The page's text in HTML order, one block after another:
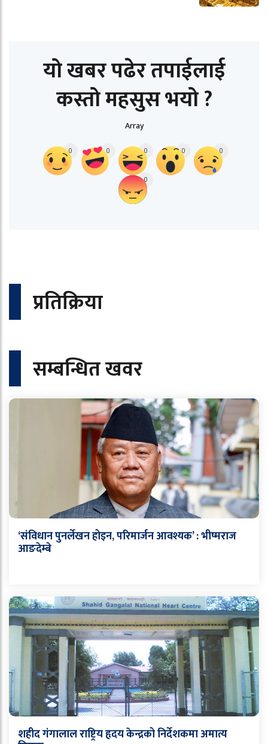
यो खबर पढेर तपाईलाई
कस्तो महसुस भयो ?
Array
0 0 0 0 0
0
प्रतिक्रिया
सम्बन्धित खवर
‘संविधान पुनर्लेखन होइन, परिमार्जन आवश्यक’ : भीष्मराज
आङदेम्बे
शहीद गंगालाल राष्ट्रिय हृदय केन्द्रको निर्देशकमा अमात्य